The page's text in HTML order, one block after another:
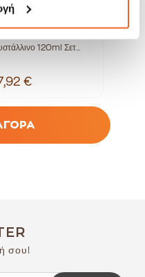
120ml Σετ...
€
σου!